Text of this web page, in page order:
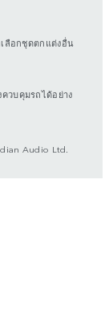
ลือกชุดตกแต่งอื่น
วบคุมรถได้อย่าง
Audio Ltd.